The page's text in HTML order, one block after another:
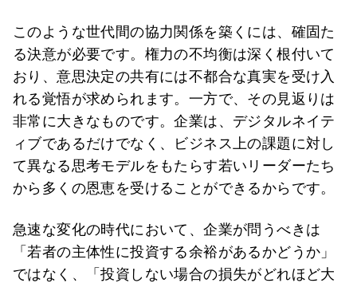
このような世代間の協力関係を築くには、確固た
る決意が必要です。権力の不均衡は深く根付いて
おり、意思決定の共有には不都合な真実を受け入
れる覚悟が求められます。一方で、その見返りは
非常に大きなものです。企業は、デジタルネイテ
ィブであるだけでなく、ビジネス上の課題に対し
て異なる思考モデルをもたらす若いリーダーたち
から多くの恩恵を受けることができるからです。
急速な変化の時代において、企業が問うべきは
「若者の主体性に投資する余裕があるかどうか」
ではなく、「投資しない場合の損失がどれほど大